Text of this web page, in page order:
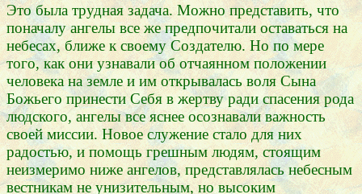
Это была трудная задача. Можно представить, что
поначалу ангелы все же предпочитали оставаться на
небесах, ближе к своему Создателю. Но по мере
того, как они узнавали об отчаянном положении
человека на земле и им открывалась воля Сына
Божьего принести Себя в жертву ради спасения рода
людского, ангелы все яснее осознавали важность
своей миссии. Новое служение стало для них
радостью, и помощь грешным людям, стоящим
неизмеримо ниже ангелов, представлялась небесным
вестникам не унизительным, но высоким